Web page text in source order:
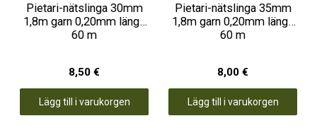
Pietari-nätslinga 30mm
1,8m garn 0,20mm längd
60 m
8,50 €
Lägg till i varukorgen
Pietari-nätslinga 35mm
1,8m garn 0,20mm längd
60 m
8,00 €
Lägg till i varukorgen